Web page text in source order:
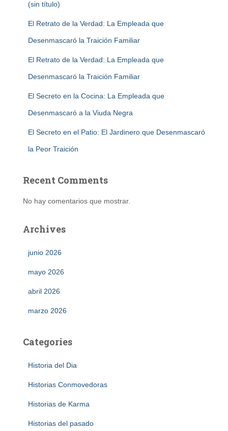
(sin título)
El Retrato de la Verdad: La Empleada que
Desenmascaró la Traición Familiar
El Retrato de la Verdad: La Empleada que
Desenmascaró la Traición Familiar
El Secreto en la Cocina: La Empleada que
Desenmascaró a la Viuda Negra
El Secreto en el Patio: El Jardinero que Desenmascaró
la Peor Traición
Recent Comments
No hay comentarios que mostrar.
Archives
junio 2026
mayo 2026
abril 2026
marzo 2026
Categories
Historia del Dia
Historias Conmovedoras
Historias de Karma
Historias del pasado